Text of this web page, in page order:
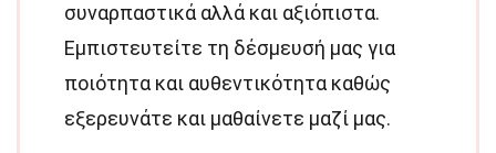
συναρπαστικά αλλά και αξιόπιστα.
Εμπιστευτείτε τη δέσμευσή μας για
ποιότητα και αυθεντικότητα καθώς
εξερευνάτε και μαθαίνετε μαζί μας.